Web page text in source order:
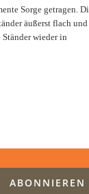
Sorge getragen.
äußerst flach und
wieder in
ABONNIEREN